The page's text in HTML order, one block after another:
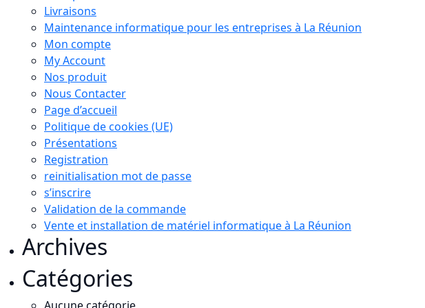
Livraisons
Maintenance informatique pour les entreprises à La Réunion
Mon compte
My Account
Nos produit
Nous Contacter
Page d’accueil
Politique de cookies (UE)
Présentations
Registration
reinitialisation mot de passe
s’inscrire
Validation de la commande
Vente et installation de matériel informatique à La Réunion
Archives
Catégories